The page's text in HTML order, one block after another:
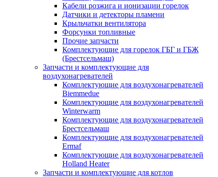
Кабели розжига и ионизации горелок
Датчики и детекторы пламени
Крыльчатки вентилятора
Форсунки топливные
Прочие запчасти
Комплектующие для горелок ГБГ и ГБЖ
(Брестсельмаш)
Запчасти и комплектующие для
воздухонагревателей
Комплектующие для воздухонагревателей
Biemmedue
Комплектующие для воздухонагревателей
Winterwarm
Комплектующие для воздухонагревателей
Брестсельмаш
Комплектующие для воздухонагревателей
Ermaf
Комплектующие для воздухонагревателей
Holland Heater
Запчасти и комплектующие для котлов